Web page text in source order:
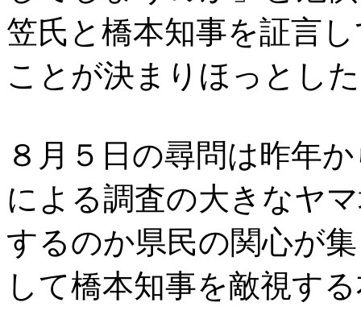
笠氏と橋本知事を証言
ことが決まりほっとし
８月５日の尋問は昨年
による調査の大きなヤ
するのか県民の関心が
して橋本知事を敵視す